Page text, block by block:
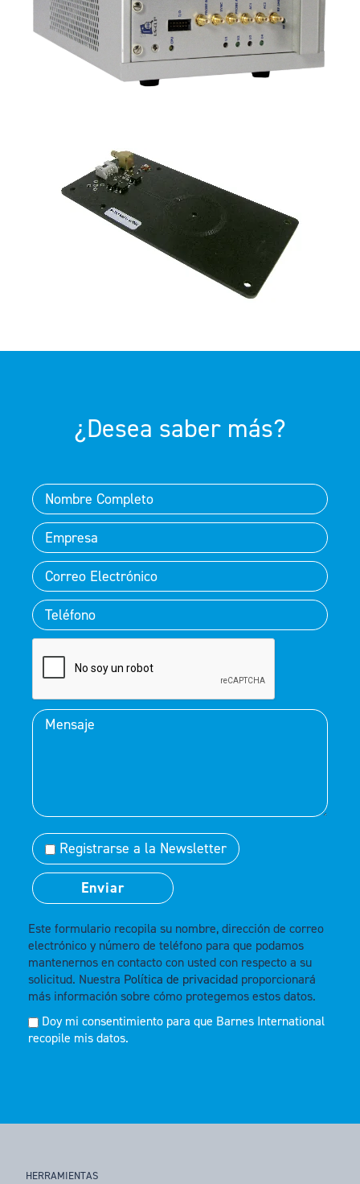
¿Desea saber más?
Registrarse a la Newsletter
Este formulario recopila su nombre, dirección de correo
electrónico y número de teléfono para que podamos
mantenernos en contacto con usted con respecto a su
solicitud. Nuestra Política de privacidad proporcionará
más información sobre cómo protegemos estos datos.
Doy mi consentimiento para que Barnes International
recopile mis datos.
HERRAMIENTAS